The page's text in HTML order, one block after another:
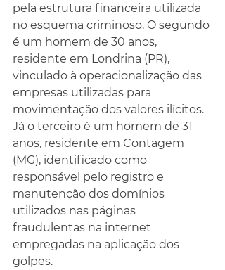
pela estrutura financeira utilizada
no esquema criminoso. O segundo
é um homem de 30 anos,
residente em Londrina (PR),
vinculado à operacionalização das
empresas utilizadas para
movimentação dos valores ilícitos.
Já o terceiro é um homem de 31
anos, residente em Contagem
(MG), identificado como
responsável pelo registro e
manutenção dos domínios
utilizados nas páginas
fraudulentas na internet
empregadas na aplicação dos
golpes.